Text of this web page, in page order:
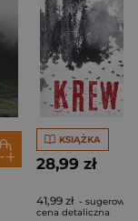
KSIĄŻKA
28,99 zł
41,99 zł -
cena detaliczna